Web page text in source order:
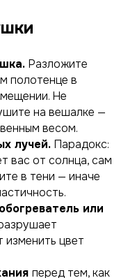
Разложите
полотенце в
Не
на вешалке —
весом.
лучей. Парадокс:
вас от солнца, сам
в тени — иначе
или
цвет
перед тем, как